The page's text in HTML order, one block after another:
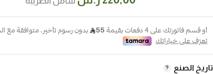
تاريخ الصنع